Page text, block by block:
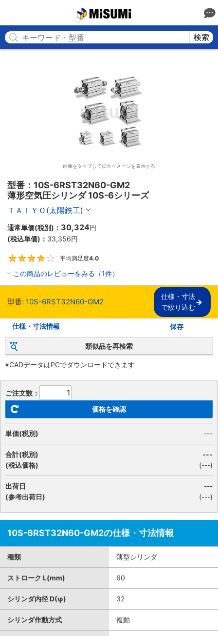
検索
画像をタップして拡大イメージを表示する
型番：10S-6RST32N60-GM2
薄形空気圧シリンダ 10S-6シリーズ
ＴＡＩＹＯ(太陽鉄工)
通常単価(税別)： 30,324円
(税込単価)： 33,356円
平均満足度4.0
この商品のレビューをみる（1件）
型番: 10S-6RST32N60-GM2
仕様・寸法
で絞り込む
仕様・寸法情報 保存
類似品を再検索
※CADデータはPCでダウンロードできます
ご注文数：
価格を確認
単価(税別) ---
合計(税別)
(税込価格)
---
(---)
出荷日
(参考出荷日)
---
(---)
10S-6RST32N60-GM2の仕様・寸法情報
種類 薄型シリンダ
ストローク L(mm) 60
シリンダ内径 D(φ) 32
シリンダ作動方式 複動